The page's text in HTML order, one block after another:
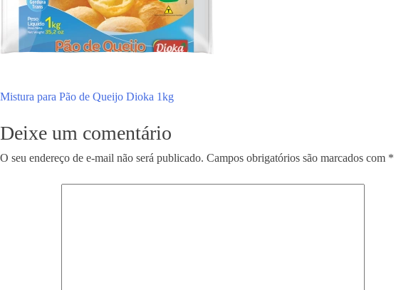
Navegação
de
Post
Mistura para Pão de Queijo Dioka 1kg
Deixe um comentário
O seu endereço de e-mail não será publicado. Campos obrigatórios são marcados com *